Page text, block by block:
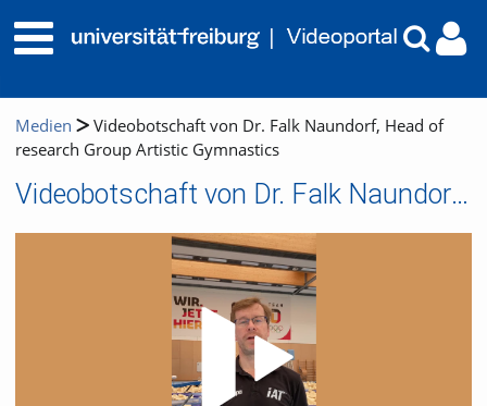
Medien
Videobotschaft von Dr. Falk Naundorf, Head of
research Group Artistic Gymnastics
Videobotschaft von Dr. Falk Naundorf, Head of research Group Artistic Gymnastics